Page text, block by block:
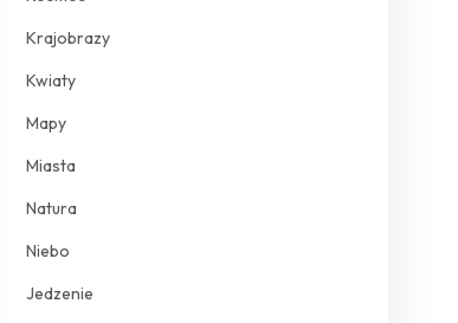
Krajobrazy
Kwiaty
Mapy
Miasta
Natura
Niebo
Jedzenie